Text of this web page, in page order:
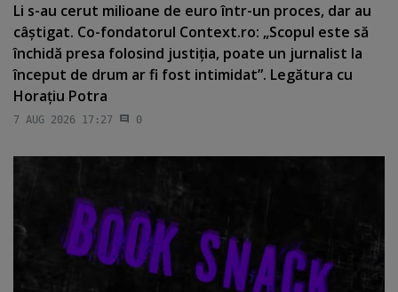
Li s-au cerut milioane de euro într-un proces, dar au
câştigat. Co-fondatorul Context.ro: „Scopul este să
închidă presa folosind justiţia, poate un jurnalist la
început de drum ar fi fost intimidat”. Legătura cu
Horaţiu Potra
7 AUG 2026 17:27 0